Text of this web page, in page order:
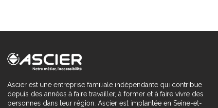
Ascier est une entreprise familiale indépendante qui contribue
depuis des années à faire travailler, à former et à faire vivre des
personnes dans leur région. Ascier est implantée en Seine-et-